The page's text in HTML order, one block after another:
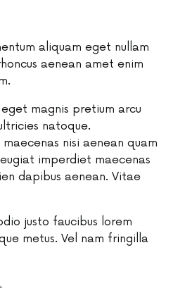
aliquam eget nullam
aenean amet enim
magnis pretium arcu
natoque.
nisi aenean quam
imperdiet maecenas
dapibus aenean. Vitae
justo faucibus lorem
metus. Vel nam fringilla